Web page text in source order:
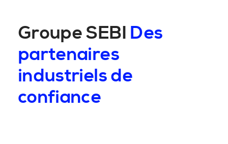
Groupe SEBI Des
partenaires
industriels de
confiance